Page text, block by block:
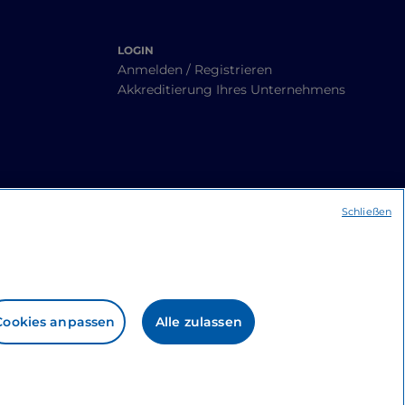
LOGIN
Anmelden / Registrieren
Akkreditierung Ihres Unternehmens
anpassen Alle zulassen
Schließen